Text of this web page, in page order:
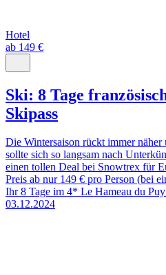
Hotel
ab 149 €
Ski: 8 Tage
Skipass
Die Wintersaison rückt immer
sollte sich so langsam nach
einen tollen Deal bei Snowtrex für
Preis ab nur 149 € pro Person (bei
Ihr 8 Tage im 4* Le Hameau du
03.12.2024